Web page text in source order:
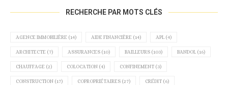
RECHERCHE PAR MOTS CLÉS
AGENCE IMMOBILIÈRE (14) AIDE FINANCIÈRE (14) APL (4)
ARCHITECTE (7) ASSURANCES (10) BAILLEURS (103) BANDOL (16)
CHAUFFAGE (2) COLOCATION (4) CONFINEMENT (3)
CONSTRUCTION (17) COPROPRIÉTAIRES (27) CRÉDIT (6)